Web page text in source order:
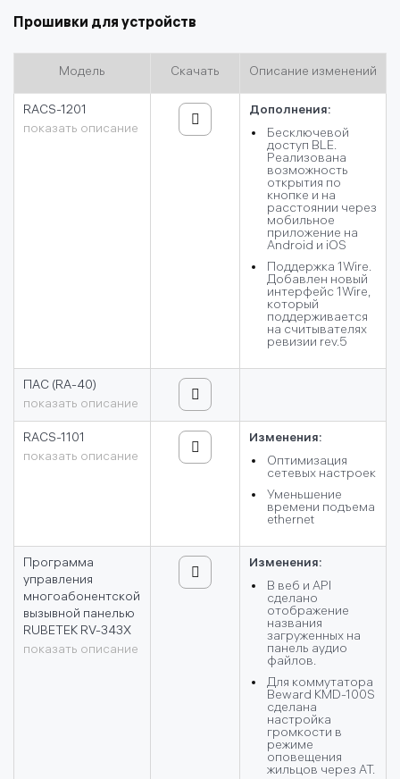
Прошивки для устройств
Модель Скачать Описание изменений
RACS-1201
показать описание
Дополнения:
Бесключевой
доступ BLE.
Реализована
возможность
открытия по
кнопке и на
расстоянии через
мобильное
приложение на
Android и iOS
Поддержка 1Wire.
Добавлен новый
интерфейс 1Wire,
который
поддерживается
на считывателях
ревизии rev.5
ПАС (RA-40)
показать описание
RACS-1101
показать описание
Изменения:
Оптимизация
сетевых настроек
Уменьшение
времени подъема
ethernet
Программа
управления
многоабонентской
вызывной панелью
RUBETEK RV-343X
показать описание
Изменения:
В веб и API
cделано
отображение
названия
загруженных на
панель аудио
файлов.
Для коммутатора
Beward KMD-100S
сделана
настройка
громкости в
режиме
оповещения
жильцов через АТ.